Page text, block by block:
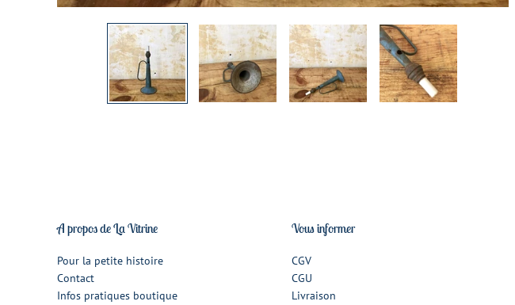
A propos de La Vitrine
Pour la petite histoire
Contact
Infos pratiques boutique
Vous informer
CGV
CGU
Livraison